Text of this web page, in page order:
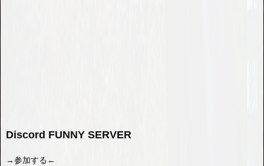
Discord FUNNY SERVER
→参加する←